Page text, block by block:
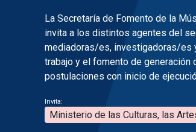
La Secretaría de Fomento de la
invita a los distintos agentes del
mediadoras/es, investigadoras/es
trabajo y el fomento de generación
postulaciones con inicio de
Invita:
Ministerio de las Culturas, las